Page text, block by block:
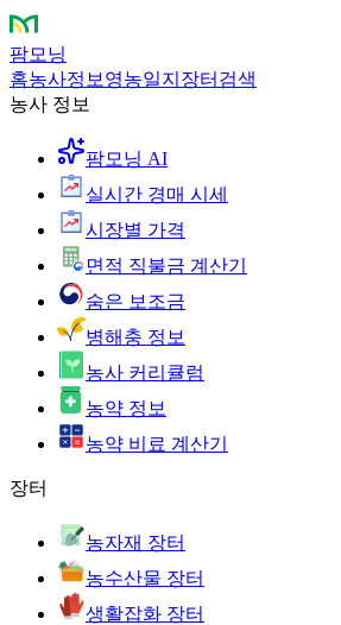
팜모닝
홈농사정보 영농일지 장터 검색
농사 정보
팜모닝 AI
실시간 경매 시세
시장별 가격
면적 직불금 계산기
숨은 보조금
병해충 정보
농사 커리큘럼
농약 정보
농약 비료 계산기
장터
농자재 장터
농수산물 장터
생활잡화 장터